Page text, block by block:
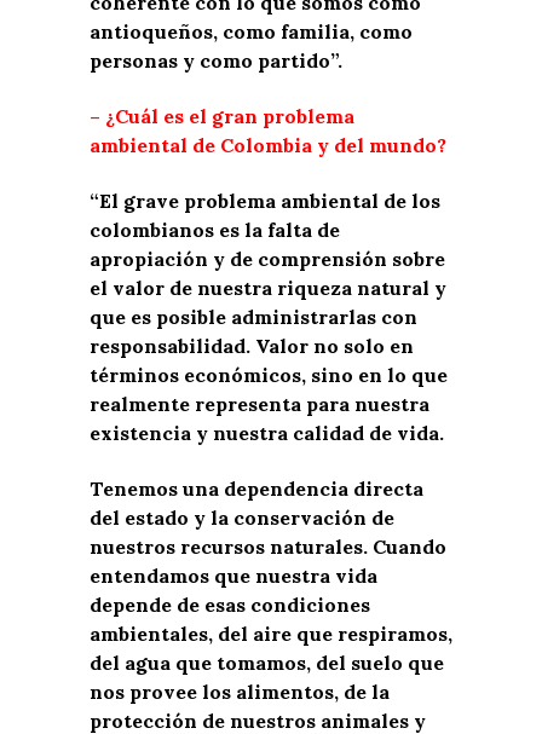
antioqueños, como familia, como
personas y como partido”.
– ¿Cuál es el gran problema
ambiental de Colombia y del mundo?
“El grave problema ambiental de los
colombianos es la falta de
apropiación y de comprensión sobre
el valor de nuestra riqueza natural y
que es posible administrarlas con
responsabilidad. Valor no solo en
términos económicos, sino en lo que
realmente representa para nuestra
existencia y nuestra calidad de vida.
Tenemos una dependencia directa
del estado y la conservación de
nuestros recursos naturales. Cuando
entendamos que nuestra vida
depende de esas condiciones
ambientales, del aire que respiramos,
del agua que tomamos, del suelo que
nos provee los alimentos, de la
protección de nuestros animales y